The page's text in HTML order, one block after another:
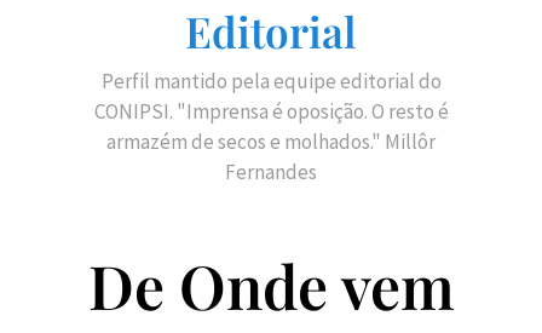
Editorial
Perfil mantido pela equipe editorial do
CONIPSI. "Imprensa é oposição. O resto é
armazém de secos e molhados." Millôr
Fernandes
De Onde vem